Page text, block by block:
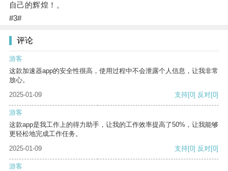
自己的辉煌！。
#3#
评论
游客
这款加速器app的安全性很高，使用过程中不会泄露个人信息，让我非常
放心。
2025-01-09
支持[0] 反对[0]
游客
这款app是我工作上的得力助手，让我的工作效率提高了50%，让我能够
更轻松地完成工作任务。
2025-01-09
支持[0] 反对[0]
游客